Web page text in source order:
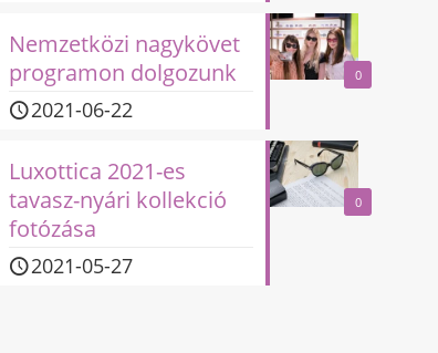
0
Nemzetközi nagykövet
programon dolgozunk
2021-06-22
0
Luxottica 2021-es
tavasz-nyári kollekció
fotózása
2021-05-27